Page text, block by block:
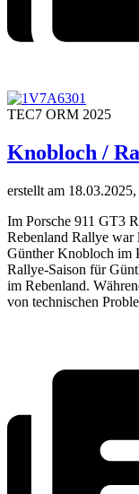
TEC7 ORM 2025
Knobloch /
erstellt am
Im Porsche 911 GT3
Rebenland Rallye war
Günther Knobloch im
Rallye-Saison für
im Rebenland.
von technischen